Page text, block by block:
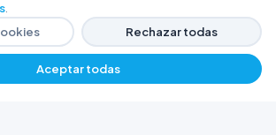
Rechazar todas
Aceptar todas